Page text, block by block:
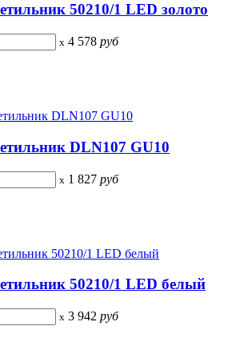
50210/1 LED золото
x 4 578 руб
DLN107 GU10
x 1 827 руб
50210/1 LED белый
x 3 942 руб